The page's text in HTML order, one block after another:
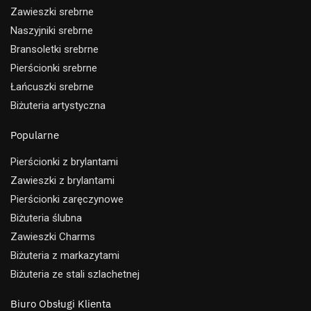
Zawieszki srebrne
Naszyjniki srebrne
Bransoletki srebrne
Pierścionki srebrne
Łańcuszki srebrne
Biżuteria artystyczna
Popularne
Pierścionki z brylantami
Zawieszki z brylantami
Pierścionki zaręczynowe
Biżuteria ślubna
Zawieszki Charms
Biżuteria z markazytami
Biżuteria ze stali szlachetnej
Biuro Obsługi Klienta